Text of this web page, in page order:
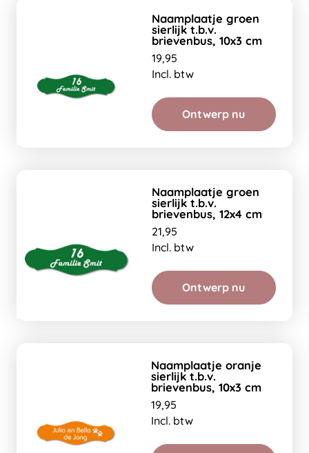
Naamplaatje groen
sierlijk t.b.v.
brievenbus, 10x3 cm
19,95
Incl. btw
Ontwerp nu
Naamplaatje groen
sierlijk t.b.v.
brievenbus, 12x4 cm
21,95
Incl. btw
Ontwerp nu
Naamplaatje oranje
sierlijk t.b.v.
brievenbus, 10x3 cm
19,95
Incl. btw